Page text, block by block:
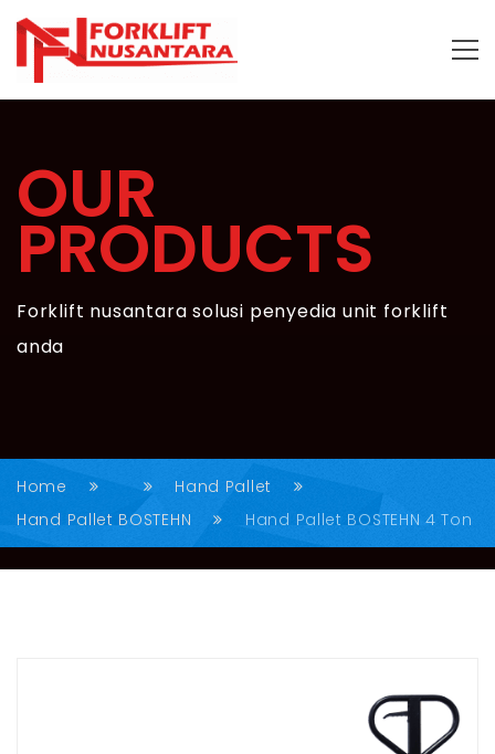
OUR
PRODUCTS
Forklift nusantara solusi penyedia unit forklift
anda
Home
Hand Pallet
Hand Pallet BOSTEHN
Hand Pallet BOSTEHN 4 Ton